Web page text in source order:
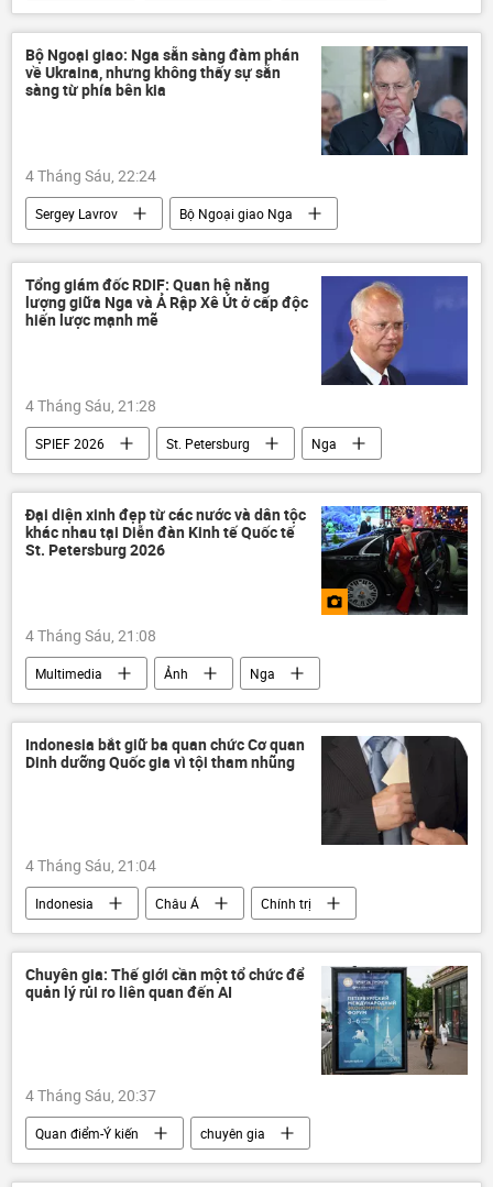
dầu khí
Nga Hợp tác Nga-Việt
Bộ Ngoại giao: Nga sẵn sàng đàm phán
về Ukraina, nhưng không thấy sự sẵn
sàng từ phía bên kia
4 Tháng Sáu, 22:24
Sergey Lavrov
Bộ Ngoại giao Nga
Ukraina
Nga
Thế giới
Châu Âu
Hoa Kỳ
Bộ Ngoại giao Hoa Kỳ
Vladimir Putin
Tổng giám đốc RDIF: Quan hệ năng
lượng giữa Nga và Ả Rập Xê Út ở cấp độc
hiến lược mạnh mẽ
4 Tháng Sáu, 21:28
SPIEF 2026 St. Petersburg
Nga
Ả Rập Saudi
Vladimir Putin
Kinh tế
Thế giới
Đại diện xinh đẹp từ các nước và dân tộc
khác nhau tại Diễn đàn Kinh tế Quốc tế
St. Petersburg 2026
4 Tháng Sáu, 21:08
Multimedia Ảnh
Nga
SPIEF 2026
Indonesia bắt giữ ba quan chức Cơ quan
Dinh dưỡng Quốc gia vì tội tham nhũng
4 Tháng Sáu, 21:04
Indonesia Châu Á
Chính trị
tham nhũng
Prabowo Subianto
Chuyên gia: Thế giới cần một tổ chức để
quản lý rủi ro liên quan đến AI
4 Tháng Sáu, 20:37
Quan điểm-Ý kiến
chuyên gia
Thế giới
Chính trị Nga